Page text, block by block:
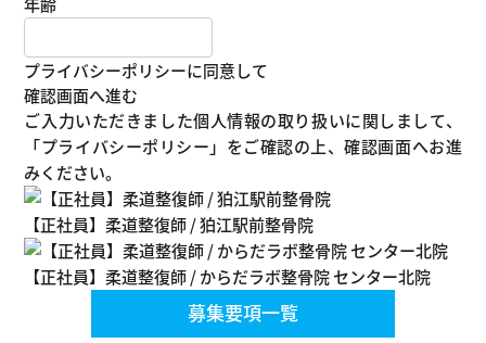
プライバシーポリシーに同意して
確認画面へ進む
ご入力いただきました個人情報の取り扱いに関しまして、
「プライバシーポリシー」 をご確認の上、確認画面へお進
みください。
【正社員】柔道整復師 / 狛江駅前整骨院
【正社員】柔道整復師 / からだラボ整骨院 センター北院
募集要項一覧